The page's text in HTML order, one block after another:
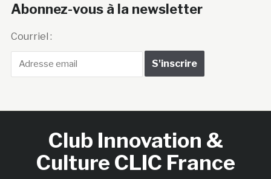
Abonnez-vous à la newsletter
Courriel :
Club Innovation &
Culture CLIC France